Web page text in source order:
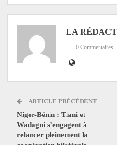
LA
0 Commentaires
ARTICLE PRÉCÉDENT
Niger-Bénin : Tiani et
Wadagni s’engagent à
relancer pleinement la